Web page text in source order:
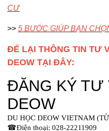
CƯ
>> 5 BƯỚC GIÚP BẠN
ĐỂ LẠI THÔNG TIN TƯ
DEOW TẠI ĐÂY: